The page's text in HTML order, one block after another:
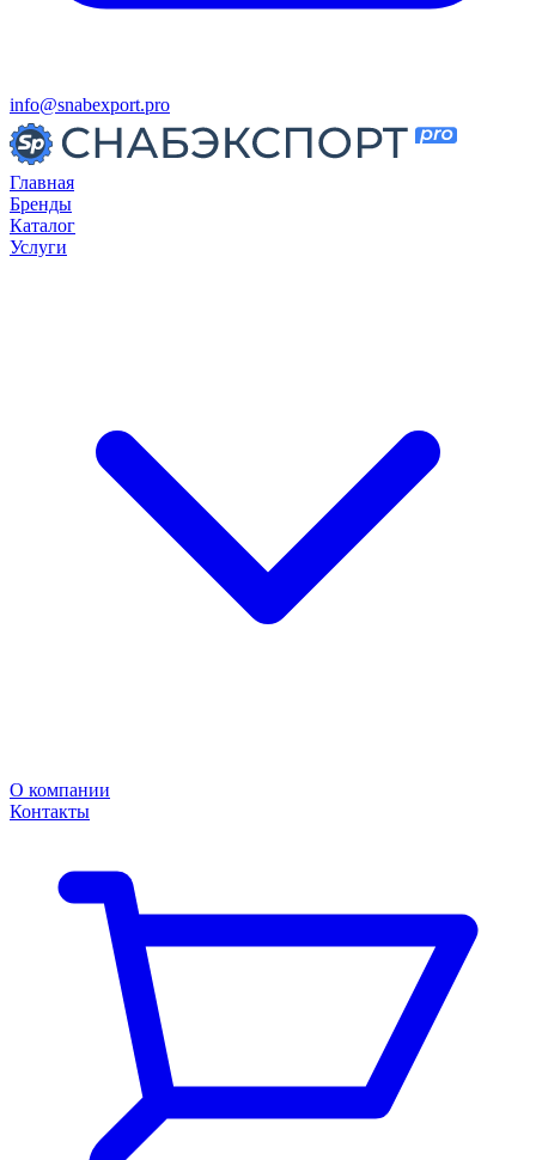
info@snabexport.pro
Главная
Бренды
Каталог
Услуги
О компании
Контакты